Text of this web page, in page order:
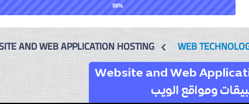
59%
AND WEB APPLICATION HOSTING chevron_left WEB
Website and Web
ومواقع الويب